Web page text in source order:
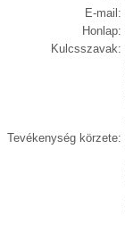
E-mail:
Honlap:
Kulcsszavak:
Tevékenység körzete: